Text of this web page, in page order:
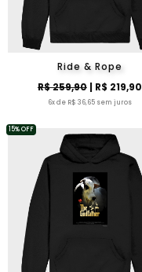
Ride & Rope
R$ 259,90| R$ 219,90
6x de R$ 36,65 sem juros
15% OFF